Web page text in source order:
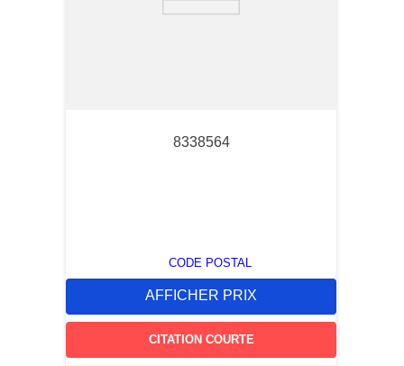
8338564
CODE POSTAL
AFFICHER PRIX
CITATION COURTE